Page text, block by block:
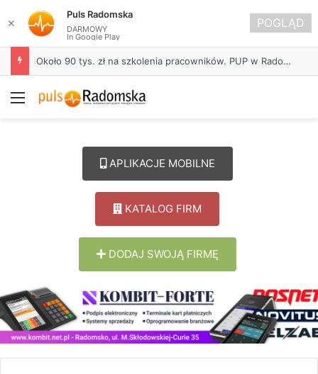
Około 90 tys. zł na szkolenia pracowników. PUP w Radomsku ogłasza nabór wniosków
Menu
APLIKACJE MOBILNE
KATALOG FIRM
DODAJ SWOJĄ FIRMĘ
✕
Puls Radomska
DARMOWY
In Google Play
POGLĄD